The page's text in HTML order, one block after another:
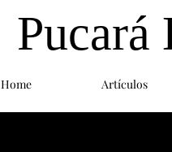
Home Artículos
Pucará